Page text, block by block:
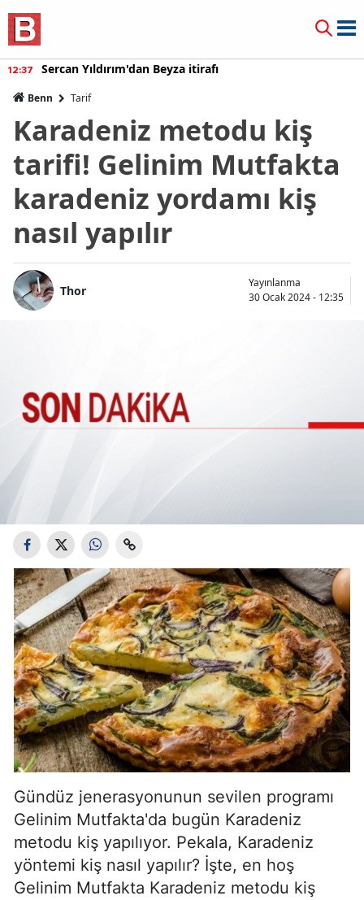
12:37 Sercan Yıldırım'dan Beyza itirafı
Benn Tarif
Karadeniz metodu kiş
tarifi! Gelinim Mutfakta
karadeniz yordamı kiş
nasıl yapılır
Thor
Yayınlanma
30 Ocak 2024 - 12:35
Gündüz jenerasyonunun sevilen programı
Gelinim Mutfakta'da bugün Karadeniz
metodu kiş yapılıyor. Pekala, Karadeniz
yöntemi kiş nasıl yapılır? İşte, en hoş
Gelinim Mutfakta Karadeniz metodu kiş